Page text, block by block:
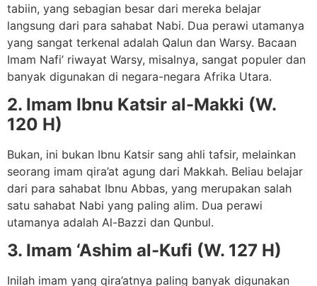
tabiin, yang sebagian besar dari mereka belajar
langsung dari para sahabat Nabi. Dua perawi utamanya
yang sangat terkenal adalah Qalun dan Warsy. Bacaan
Imam Nafi’ riwayat Warsy, misalnya, sangat populer dan
banyak digunakan di negara-negara Afrika Utara.
2. Imam Ibnu Katsir al-Makki (W.
120 H)
Bukan, ini bukan Ibnu Katsir sang ahli tafsir, melainkan
seorang imam qira’at agung dari Makkah. Beliau belajar
dari para sahabat Ibnu Abbas, yang merupakan salah
satu sahabat Nabi yang paling alim. Dua perawi
utamanya adalah Al-Bazzi dan Qunbul.
3. Imam ‘Ashim al-Kufi (W. 127 H)
Inilah imam yang qira’atnya paling banyak digunakan